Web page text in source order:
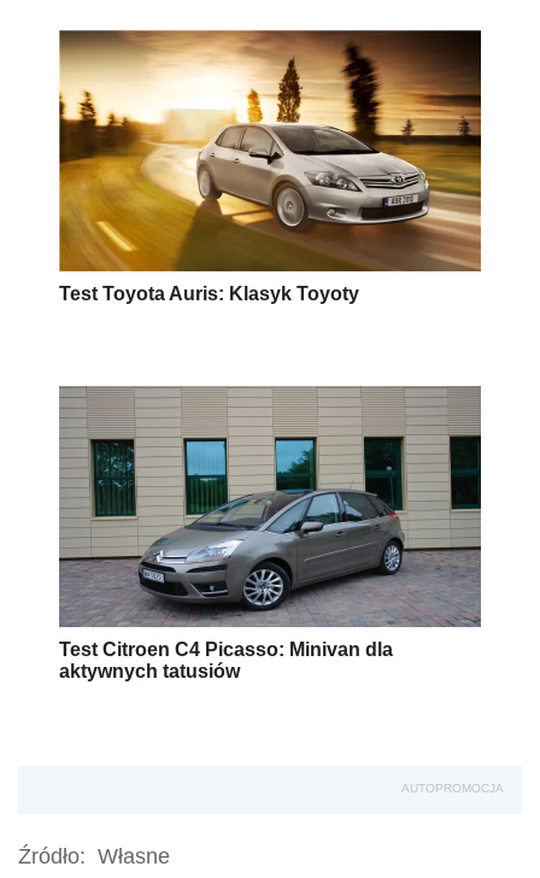
Test Toyota Auris: Klasyk Toyoty
Test Citroen C4 Picasso: Minivan dla
aktywnych tatusiów
AUTOPROMOCJA
Źródło: Własne